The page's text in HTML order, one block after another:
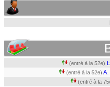
(entré à la 52e)
(entré à la 52e) A.
(entré à la